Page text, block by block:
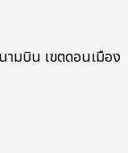
ามบิน เขตดอนเมือง